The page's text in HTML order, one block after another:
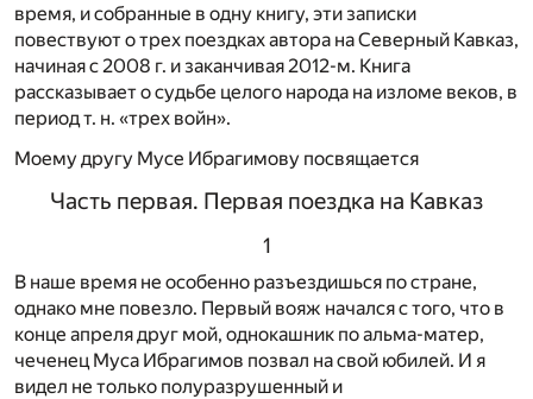
время, и собранные в одну книгу, эти записки
повествуют о трех поездках автора на Северный Кавказ,
начиная с 2008 г. и заканчивая 2012-м. Книга
рассказывает о судьбе целого народа на изломе веков, в
период т. н. «трех войн».
Моему другу Мусе Ибрагимову посвящается
Часть первая. Первая поездка на Кавказ
1
В наше время не особенно разъездишься по стране,
однако мне повезло. Первый вояж начался с того, что в
конце апреля друг мой, однокашник по альма-матер,
чеченец Муса Ибрагимов позвал на свой юбилей. И я
видел не только полуразрушенный и